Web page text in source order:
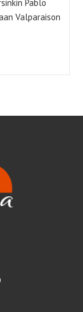
Pablo
Valparaison